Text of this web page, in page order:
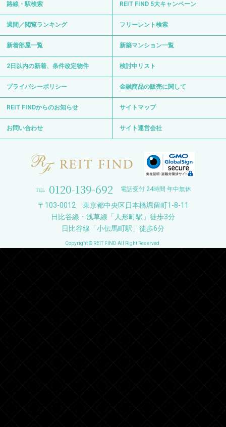
路線・駅検索 REIT FIND 5大キャンペーン
週間／閲覧ランキング フリーレント検索
新着部屋一覧 新築マンション一覧
2日以内の新着、条件改定物件 検討中リスト
プライバシーポリシー 金融商品の販売に関して
REIT FINDからのお知らせ サイトマップ
お問い合わせ サイト運営会社
0120-139-692 電話受付 24時間 年中無休
〒103-0012 東京都中央区日本橋堀留町1-8-11
日比谷線・浅草線「人形町駅」徒歩3分
日比谷線「小伝馬町駅」徒歩6分
Copyright © REIT FIND All Right Reserved.